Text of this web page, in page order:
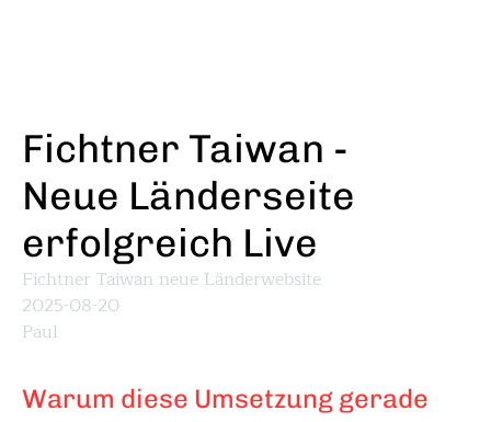
Fichtner Taiwan -
Neue Länderseite
erfolgreich Live
Fichtner Taiwan neue Länderwebsite
2025-08-20
Paul
Warum diese Umsetzung gerade